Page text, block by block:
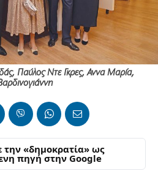
Παύλος Ντε Γκρες, Αννα Μαρία,
την «δημοκρατία» ως
πηγή στην Google